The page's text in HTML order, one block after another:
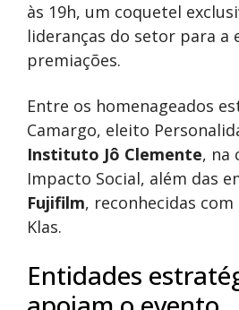
às 19h, um coquetel
lideranças do setor para a
premiações.
Entre os homenageados
Camargo, eleito
Instituto Jô Clemente, na
Impacto Social, além das
Fujifilm, reconhecidas
Klas.
Entidades